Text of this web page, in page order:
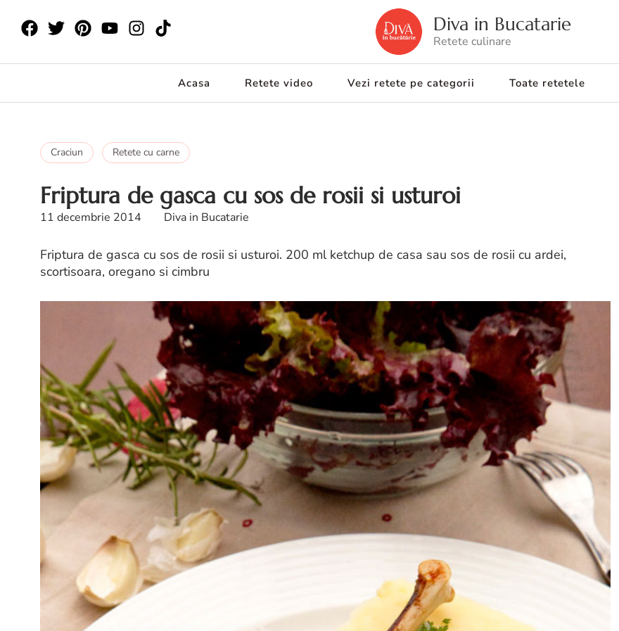
Diva in Bucatarie
Retete culinare
Acasa Retete video Vezi retete pe categorii Toate retetele
Craciun Retete cu carne
Friptura de gasca cu sos de rosii si usturoi
11 decembrie 2014 Diva in Bucatarie
Friptura de gasca cu sos de rosii si usturoi. 200 ml ketchup de casa sau sos de rosii cu ardei,
scortisoara, oregano si cimbru